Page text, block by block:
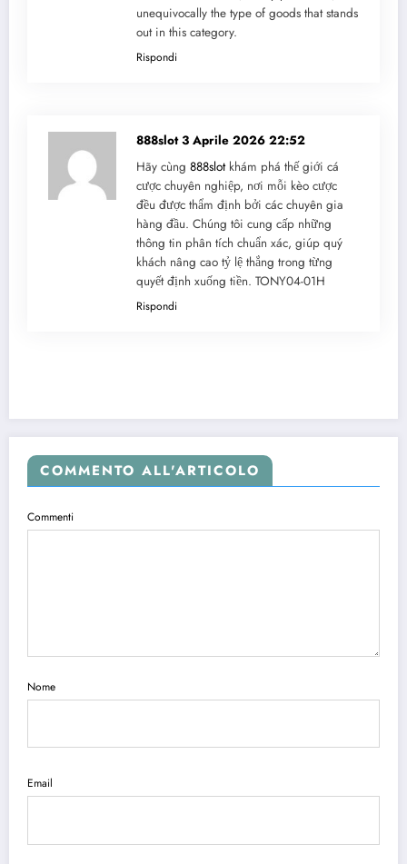
unequivocally the type of goods that stands
out in this category.
Rispondi
888slot3 Aprile 2026 22:52
Hãy cùng 888slotkhám phá thế giới cá
cược chuyên nghiệp, nơi mỗi kèo cược
đều được thẩm định bởi các chuyên gia
hàng đầu. Chúng tôi cung cấp những
thông tin phân tích chuẩn xác, giúp quý
khách nâng cao tỷ lệ thắng trong từng
quyết định xuống tiền. TONY04-01H
Rispondi
COMMENTO ALL'ARTICOLO
Commenti
Nome
Email